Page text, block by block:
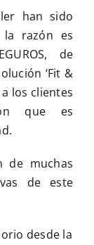
han sido
razón es
de
‘Fit &
los clientes
que es
de muchas
de este
desde la